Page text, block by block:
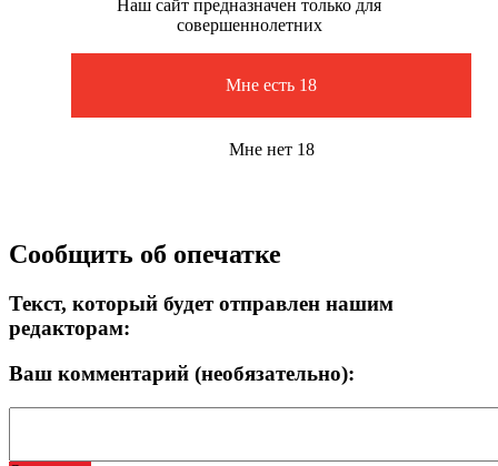
Наш сайт предназначен только для
совершеннолетних
Мне есть 18
Мне нет 18
Сообщить об опечатке
Текст, который будет отправлен нашим
редакторам:
Ваш комментарий (необязательно):